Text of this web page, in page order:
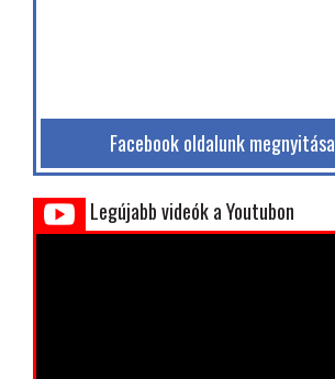
Facebook oldalunk megnyitása
Legújabb videók a Youtubon